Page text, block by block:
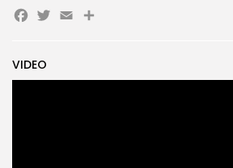
VIDEO
Facebook
Twitter
EmailPartager